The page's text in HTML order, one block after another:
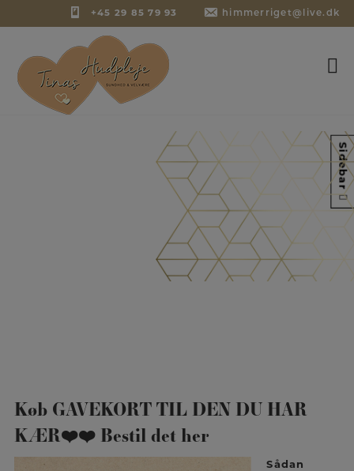
+45 29 85 79 93 himmerriget@live.dk
Køb GAVEKORT TIL DEN DU HAR
KÆR❤️❤️ Bestil det her
Sådan
Sidebar